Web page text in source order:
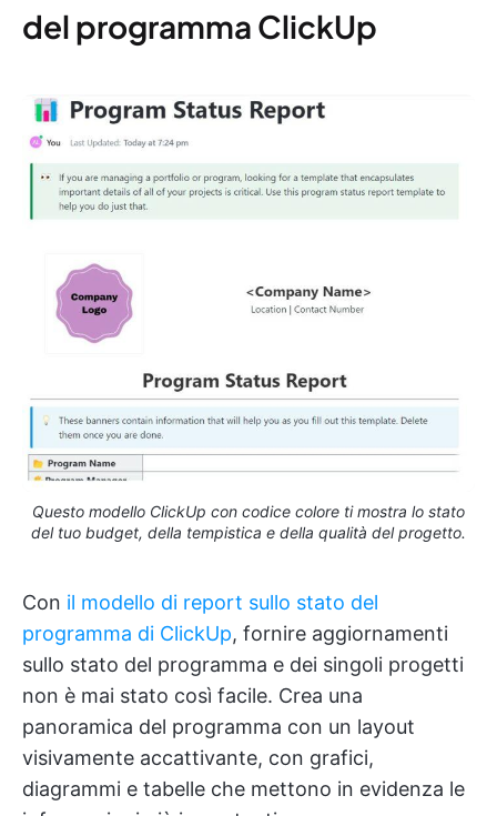
del programma ClickUp
Questo modello ClickUp con codice colore ti mostra lo stato
del tuo budget, della tempistica e della qualità del progetto.
Con il modello di report sullo stato del
programma di ClickUp, fornire aggiornamenti
sullo stato del programma e dei singoli progetti
non è mai stato così facile. Crea una
panoramica del programma con un layout
visivamente accattivante, con grafici,
diagrammi e tabelle che mettono in evidenza le